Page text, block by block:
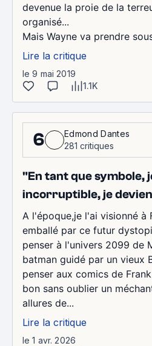
devenue la proie de la
organisé...
Mais Wayne va prendre
Lire la critique
le 9 mai 2019
1.1K
6
Edmond Dantes
281 critiques
"En tant que symbole,
incorruptible, je
A l'époque,je l'ai visionné à
emballé par ce futur
penser à l'univers 2099 de
batman guidé par un vieux
penser aux comics de
bon sans oublier un
allures de...
Lire la critique
le 1 avr. 2026